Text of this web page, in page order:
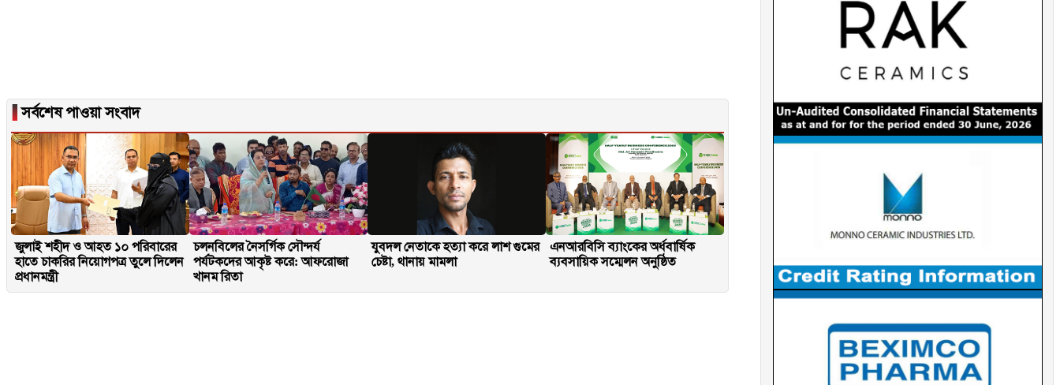
▐সর্বশেষ পাওয়া সংবাদ
জুলাই শহীদ ও আহত ১০ পরিবারের
হাতে চাকরির নিয়োগপত্র তুলে দিলেন
প্রধানমন্ত্রী
চলনবিলের নৈসর্গিক সৌন্দর্য
পর্যটকদের আকৃষ্ট করে: আফরোজা
খানম রিতা
যুবদল নেতাকে হত্যা করে লাশ গুমের
চেষ্টা, থানায় মামলা
এনআরবিসি ব্যাংকের অর্ধবার্ষিক
ব্যবসায়িক সম্মেলন অনুষ্ঠিত